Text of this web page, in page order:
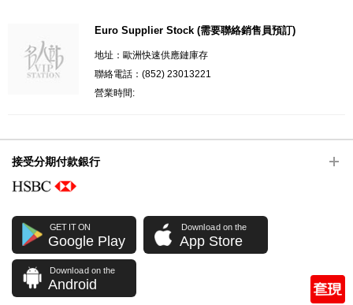
Euro Supplier Stock (需要聯絡銷售員預訂)
地址：歐洲快速供應鏈庫存
聯絡電話：(852) 23013221
營業時間:
接受分期付款銀行
GET IT ON
Google Play
Download on the
App Store
Download on the
Android